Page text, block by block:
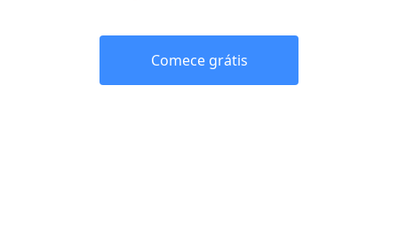
Comece grátis